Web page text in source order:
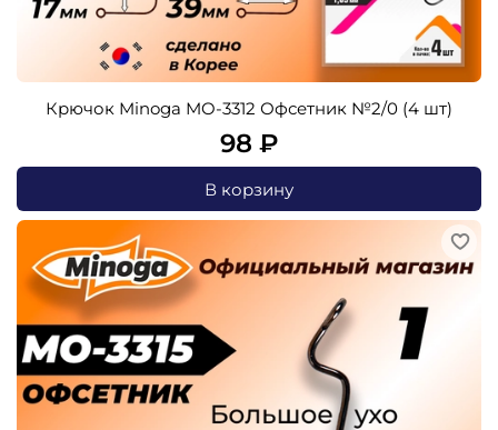
Крючок Minoga MO-3312 Офсетник №2/0 (4 шт)
98 ₽
В корзину